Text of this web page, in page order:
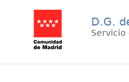
D.G.
Servicio